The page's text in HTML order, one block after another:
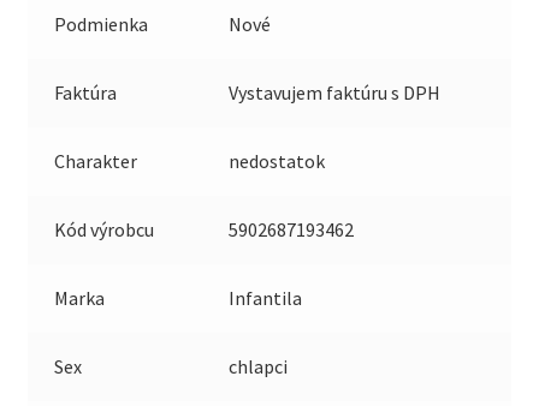
Podmienka Nové
Faktúra Vystavujem faktúru s DPH
Charakter nedostatok
Kód výrobcu 5902687193462
Marka Infantila
Sex chlapci